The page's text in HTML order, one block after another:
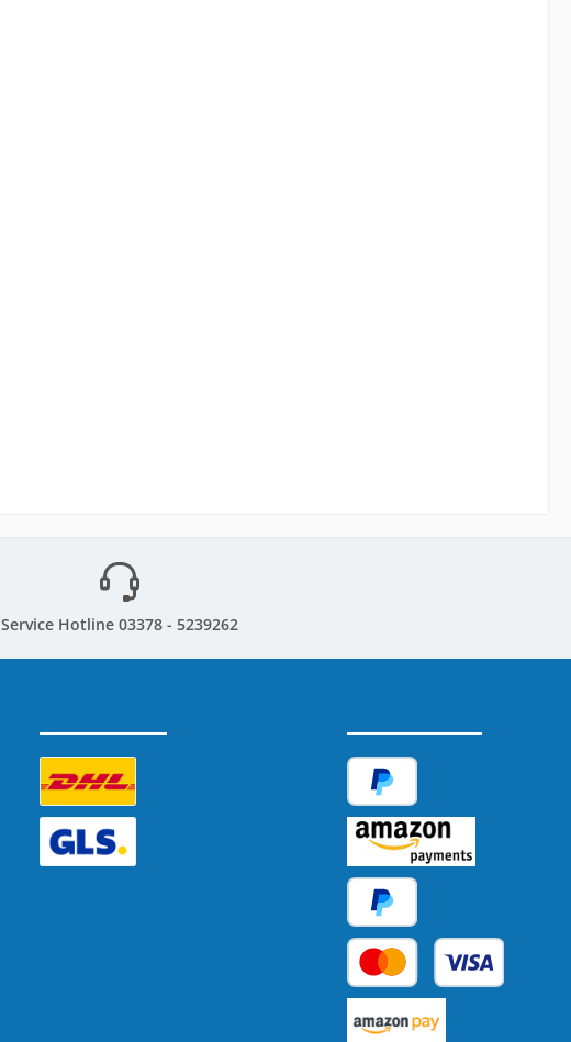
Service Hotline 03378 - 5239262
Benutzerdefiniertes Bild 1 PayPal
Amazon Pay
Später Bezahlen
Kredit- oder Debitkarte